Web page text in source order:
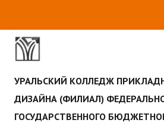
УРАЛЬСКИЙ КОЛЛЕДЖ
ДИЗАЙНА (ФИЛИАЛ)
ГОСУДАРСТВЕННОГО